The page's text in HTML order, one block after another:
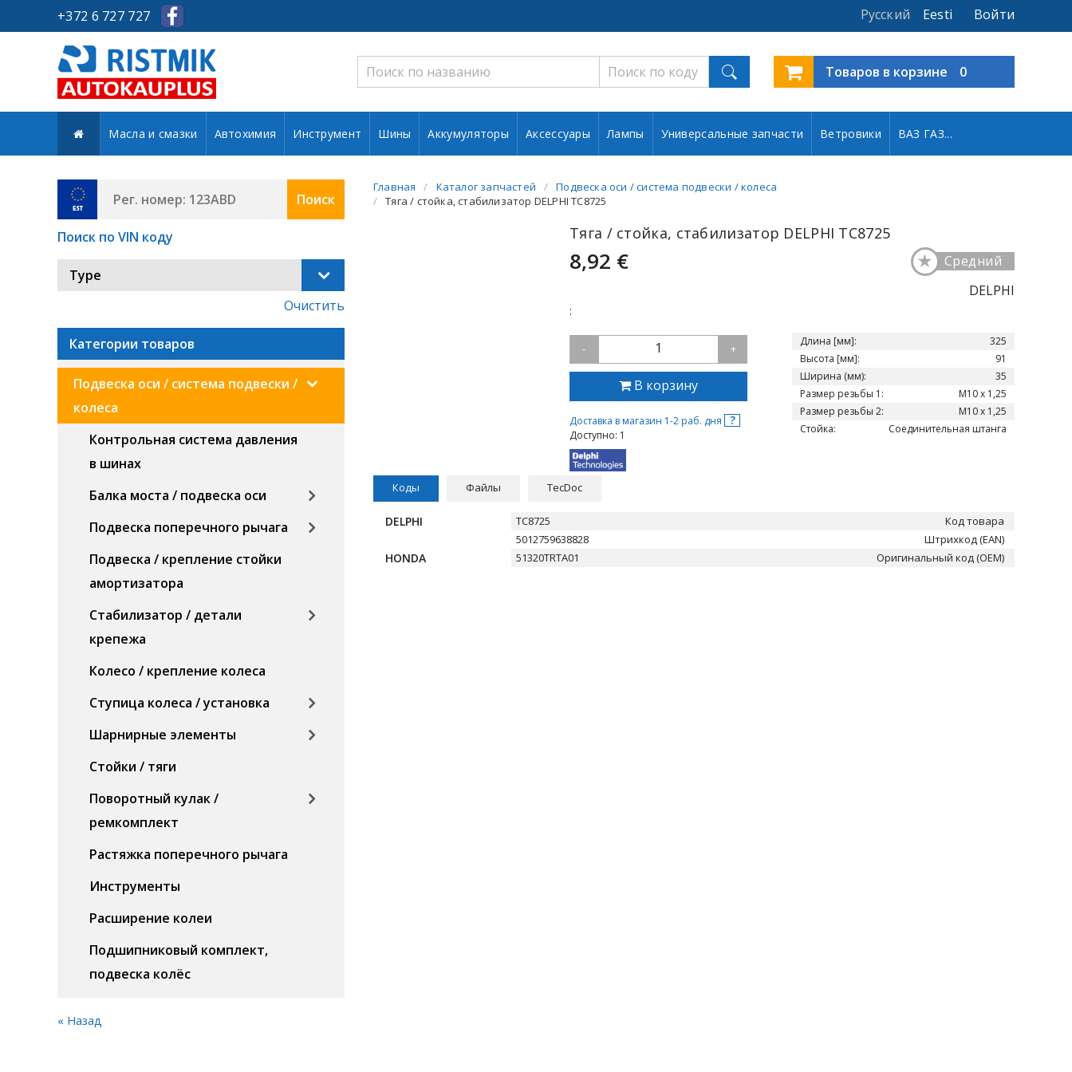
+372 6 727 727 Войти
Eesti
Русский
Товаров в корзине 0
Масла и смазки Автохимия Инструмент Шины Аккумуляторы Аксессуары Лампы Универсальные запчасти Ветровики ВАЗ ГАЗ...
Поиск
Поиск по VIN коду
Type
Очистить
Категории товаров
Подвеска оси / система подвески /
колеса
Контрольная система давления
в шинах
Балка моста / подвеска оси
Подвеска поперечного рычага
Подвеска / крепление стойки
амортизатора
Стабилизатор / детали
крепежа
Колесо / крепление колеса
Ступица колеса / установка
Шарнирные элементы
Стойки / тяги
Поворотный кулак /
ремкомплект
Растяжка поперечного рычага
Инструменты
Расширение колеи
Подшипниковый комплект,
подвеска колёс
« Назад
Главная Каталог запчастей
Подвеска оси / система подвески / колеса
Тяга / стойка, стабилизатор DELPHI TC8725
Тяга / стойка, стабилизатор DELPHI TC8725
8,92 € Средний
★
DELPHI
:
- 1 +
В корзину
Доставка в магазин 1-2 раб. дня ?
Доступно: 1
Длина [мм]:
325
Высота [мм]:
91
Ширина (мм):
35
Размер резьбы 1:
M10 x 1,25
Размер резьбы 2:
M10 x 1,25
Стойка:
Соединительная штанга
Коды Файлы TecDoc
DELPHI TC8725
Код товара
5012759638828
Штрихкод (EAN)
HONDA 51320TRTA01 Оригинальный код (OEM)